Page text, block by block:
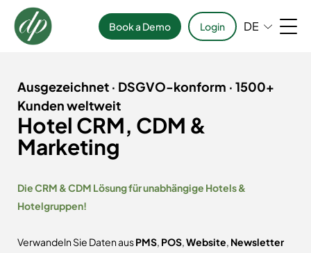
Book a Demo Login DE
Ausgezeichnet · DSGVO-konform · 1500+
Kunden weltweit
Hotel CRM, CDM &
Marketing
Die CRM & CDM Lösung für unabhängige Hotels &
Hotelgruppen!
Verwandeln Sie Daten ausPMS, POS,Website, Newsletter